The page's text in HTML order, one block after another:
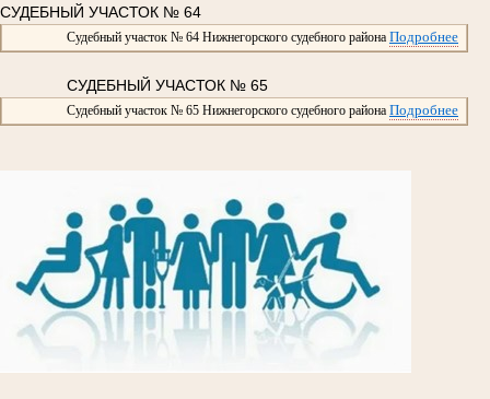
СУДЕБНЫЙ УЧАСТОК № 64
Судебный участок № 64 Нижнегорского судебного района Подробнее
СУДЕБНЫЙ УЧАСТОК № 65
Судебный участок № 65 Нижнегорского судебного района Подробнее